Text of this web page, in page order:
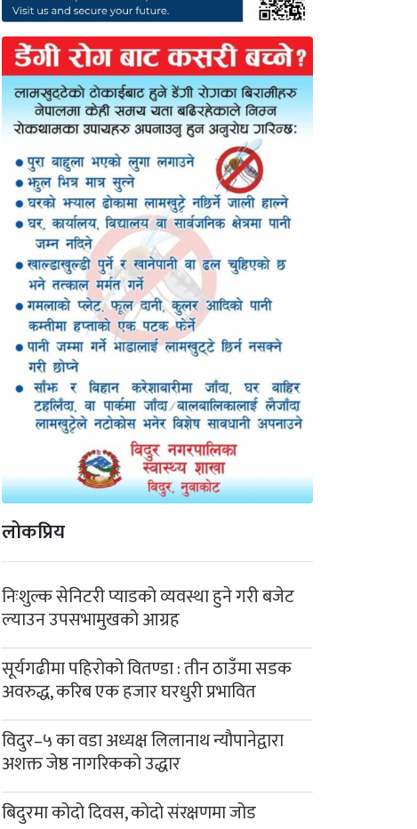
लोकप्रिय
निःशुल्क सेनिटरी प्याडको व्यवस्था हुने गरी बजेट
ल्याउन उपसभामुखको आग्रह
सूर्यगढीमा पहिरोको वितण्डा : तीन ठाउँमा सडक
अवरुद्ध, करिब एक हजार घरधुरी प्रभावित
विदुर–५ का वडा अध्यक्ष लिलानाथ न्यौपानेद्वारा
अशक्त जेष्ठ नागरिकको उद्धार
बिदुरमा कोदो दिवस, कोदो संरक्षणमा जोड